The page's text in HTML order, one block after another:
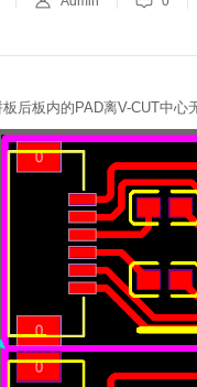
后板内的PAD离V-CUT中